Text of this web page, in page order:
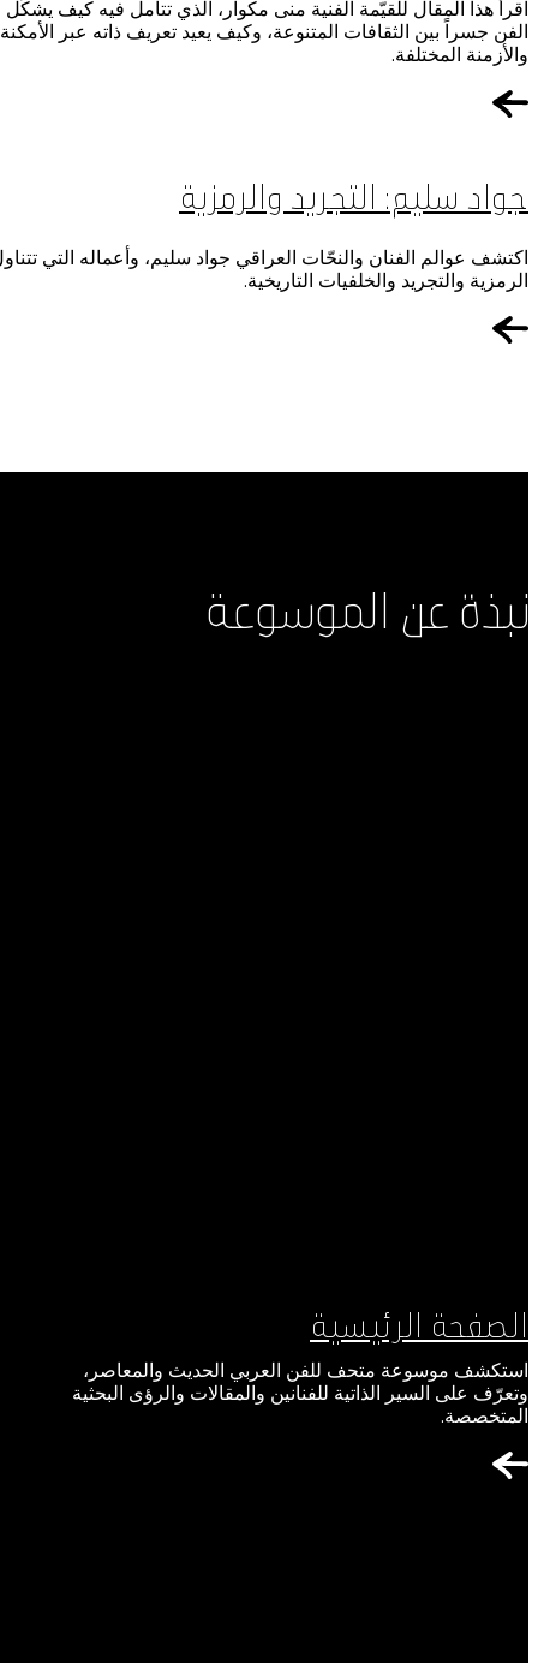
اقرأ هذا المقال للقيّمة الفنية منى مكوار، الذي تتأمل فيه كيف يشكّل
الفن جسراً بين الثقافات المتنوعة، وكيف يعيد تعريف ذاته عبر الأمكنة
والأزمنة المختلفة.
جواد سليم: التجريد والرمزية
اكتشف عوالم الفنان والنحّات العراقي جواد سليم، وأعماله التي
الرمزية والتجريد والخلفيات التاريخية.
نبذة عن الموسوعة
الصفحة الرئيسية
استكشف موسوعة متحف للفن العربي الحديث والمعاصر،
وتعرّف على السير الذاتية للفنانين والمقالات والرؤى البحثية
المتخصصة.